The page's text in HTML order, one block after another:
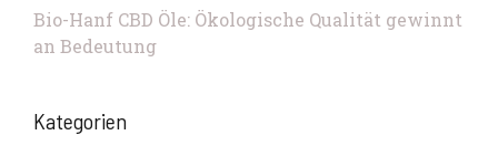
Bio-Hanf CBD Öle: Ökologische Qualität gewinnt
an Bedeutung
Kategorien